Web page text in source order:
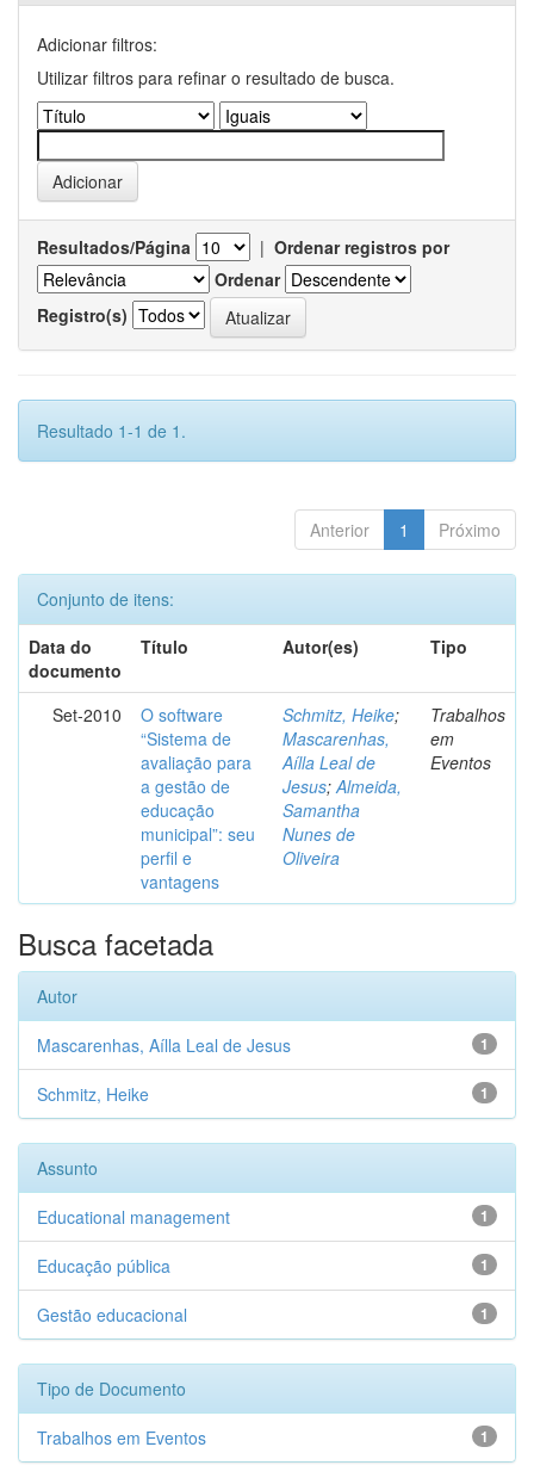
Adicionar filtros:
Utilizar filtros para refinar o resultado de busca.
Resultados/Página | Ordenar registros por
Ordenar
Registro(s)
Resultado 1-1 de 1.
Anterior 1 Próximo
Conjunto de itens:
Data do
documento
Título Autor(es) Tipo
Set-2010
O software
“Sistema de
avaliação para
a gestão de
educação
municipal”: seu
perfil e
vantagens
Schmitz, Heike;
Mascarenhas,
Aílla Leal de
Jesus;Almeida,
Samantha
Nunes de
Oliveira
Trabalhos
em
Eventos
Busca facetada
Autor
1
Mascarenhas, Aílla Leal de Jesus
1
Schmitz, Heike
Assunto
1
Educational management
1
Educação pública
1
Gestão educacional
Tipo de Documento
1
Trabalhos em Eventos